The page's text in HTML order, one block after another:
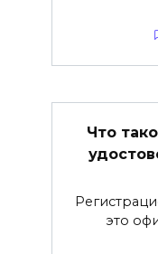
Что
это